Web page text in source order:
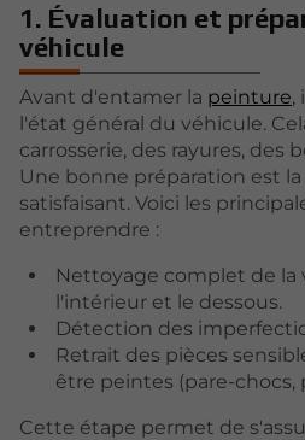
1. Évaluation et
véhicule
Avant d'entamer la peinture,
l'état général du véhicule.
carrosserie, des rayures, des
Une bonne préparation est
satisfaisant. Voici les
entreprendre :
Nettoyage complet de la
l'intérieur et le dessous.
Détection des
Retrait des pièces
être peintes (pare-chocs,
Cette étape permet de